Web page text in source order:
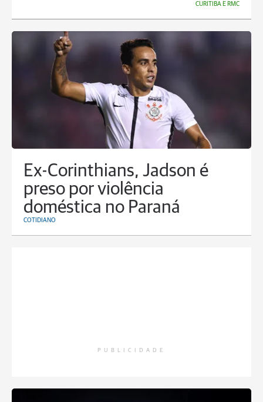
CURITIBA E RMC
Ex-Corinthians, Jadson é
preso por violência
doméstica no Paraná
COTIDIANO
PUBLICIDADE